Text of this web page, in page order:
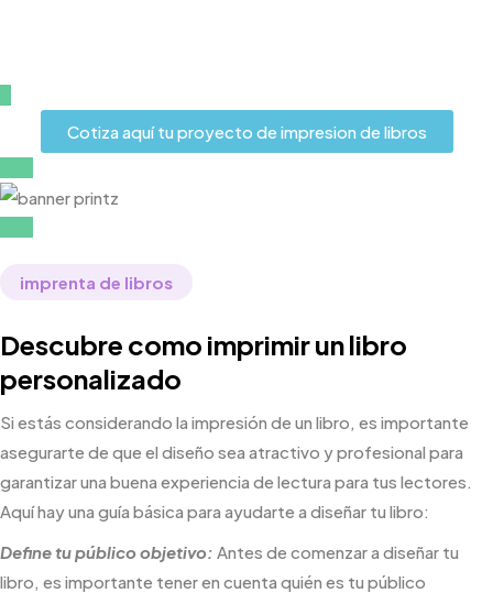
Cotiza aquí tu proyecto de impresion de libros
imprenta de libros
Descubre como imprimir un libro
personalizado
Si estás considerando la impresión de un libro, es importante
asegurarte de que el diseño sea atractivo y profesional para
garantizar una buena experiencia de lectura para tus lectores.
Aquí hay una guía básica para ayudarte a diseñar tu libro:
Define tu público objetivo: Antes de comenzar a diseñar tu
libro, es importante tener en cuenta quién es tu público